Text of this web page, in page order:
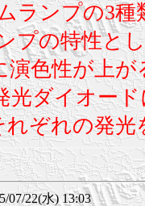
ランプの3種
プの特性と
演色性が上が
ダイオー
ぞれの発光
22(水) 13:03